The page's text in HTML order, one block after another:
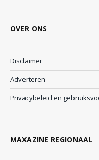
OVER ONS
Disclaimer
Adverteren
Privacybeleid en
MAXAZINE REGIONAAL